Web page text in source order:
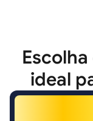
Escolha
ideal